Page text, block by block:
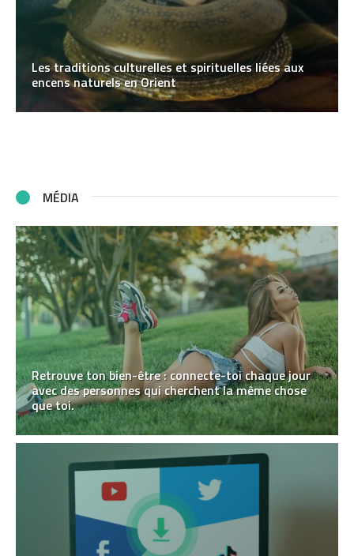
Les traditions culturelles et spirituelles liées aux
encens naturels en Orient
MÉDIA
Retrouve ton bien-être : connecte-toi chaque jour
avec des personnes qui cherchent la même chose
que toi.